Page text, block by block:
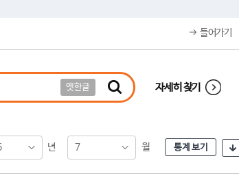
들어가기
옛한글 자세히 찾기
년 7 월 통계 보기